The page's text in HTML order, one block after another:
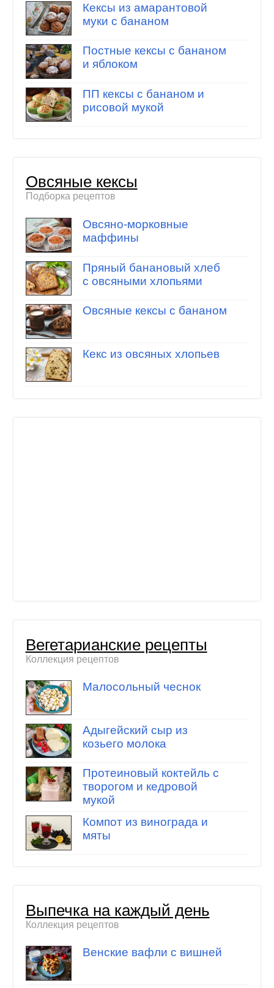
Кексы из амарантовой
муки с бананом
Постные кексы с бананом
и яблоком
ПП кексы с бананом и
рисовой мукой
Овсяные кексы
Подборка рецептов
Овсяно-морковные
маффины
Пряный банановый хлеб
с овсяными хлопьями
Овсяные кексы с бананом
Кекс из овсяных хлопьев
Вегетарианские рецепты
Коллекция рецептов
Малосольный чеснок
Адыгейский сыр из
козьего молока
Протеиновый коктейль с
творогом и кедровой
мукой
Компот из винограда и
мяты
Выпечка на каждый день
Коллекция рецептов
Венские вафли с вишней